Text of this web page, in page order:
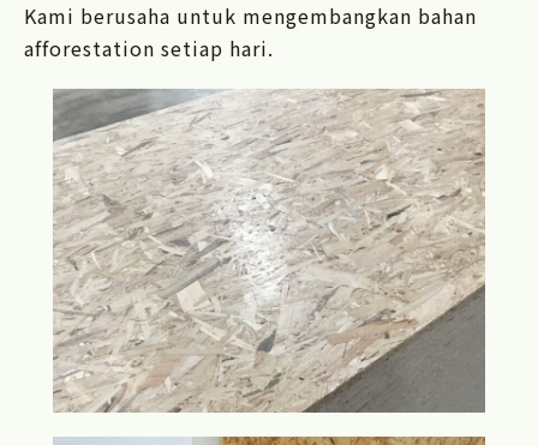
Kami berusaha untuk mengembangkan bahan
afforestation setiap hari.